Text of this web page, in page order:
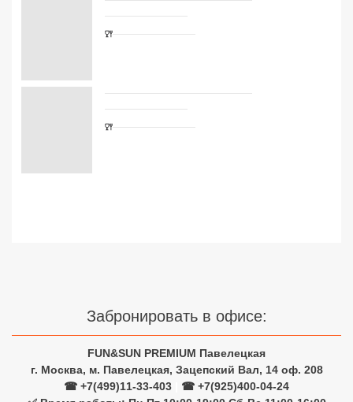
Забронировать в офисе:
FUN&SUN PREMIUM Павелецкая
г. Москва, м. Павелецкая, Зацепский Вал, 14 оф. 208
☎ +7(499)11-33-403
☎ +7(925)400-04-24
Сетевые отели Турции
Сетевые отели ОАЭ
Сетевые отели Таиланда
Сетевые отели Сейшел
Сетевые отели Маврикия